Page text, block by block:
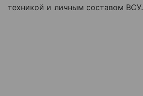
техникой и личным составом ВСУ.